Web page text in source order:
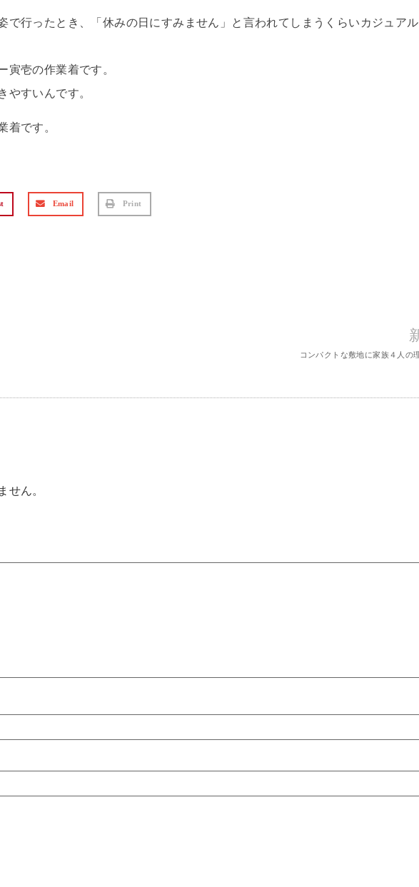
で行ったとき、「休みの日にすみません」と言われてしまうくらいカジュア
寅壱の作業着です。
やすいんです。
着です。
Email Print
コンパクトな敷地に家族４人の
せん。